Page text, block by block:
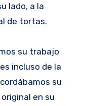
lado, a la
de tortas.
su trabajo
incluso de la
su
en su